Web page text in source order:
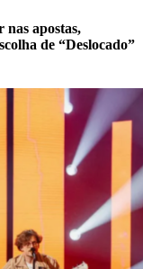
nas apostas,
de “Deslocado”